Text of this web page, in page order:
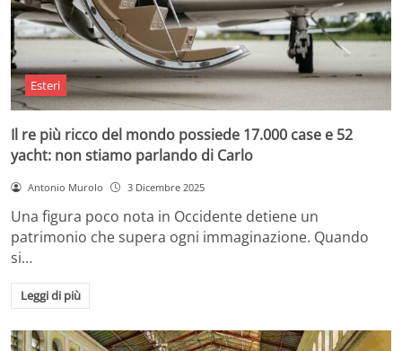
Esteri
Il re più ricco del mondo possiede 17.000 case e 52
yacht: non stiamo parlando di Carlo
Antonio Murolo 3 Dicembre 2025
Una figura poco nota in Occidente detiene un
patrimonio che supera ogni immaginazione. Quando
si…
Leggi di più